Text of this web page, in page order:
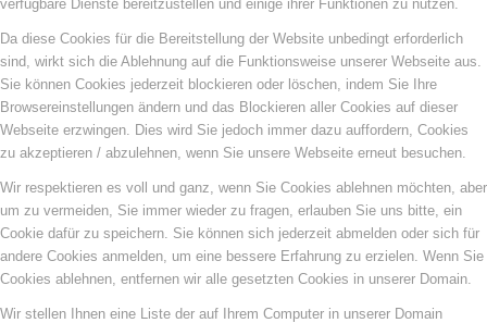
verfügbare Dienste bereitzustellen und einige ihrer Funktionen zu nutzen.
Da diese Cookies für die Bereitstellung der Website unbedingt erforderlich
sind, wirkt sich die Ablehnung auf die Funktionsweise unserer Webseite aus.
Sie können Cookies jederzeit blockieren oder löschen, indem Sie Ihre
Browsereinstellungen ändern und das Blockieren aller Cookies auf dieser
Webseite erzwingen. Dies wird Sie jedoch immer dazu auffordern, Cookies
zu akzeptieren / abzulehnen, wenn Sie unsere Webseite erneut besuchen.
Wir respektieren es voll und ganz, wenn Sie Cookies ablehnen möchten, aber
um zu vermeiden, Sie immer wieder zu fragen, erlauben Sie uns bitte, ein
Cookie dafür zu speichern. Sie können sich jederzeit abmelden oder sich für
andere Cookies anmelden, um eine bessere Erfahrung zu erzielen. Wenn Sie
Cookies ablehnen, entfernen wir alle gesetzten Cookies in unserer Domain.
Wir stellen Ihnen eine Liste der auf Ihrem Computer in unserer Domain